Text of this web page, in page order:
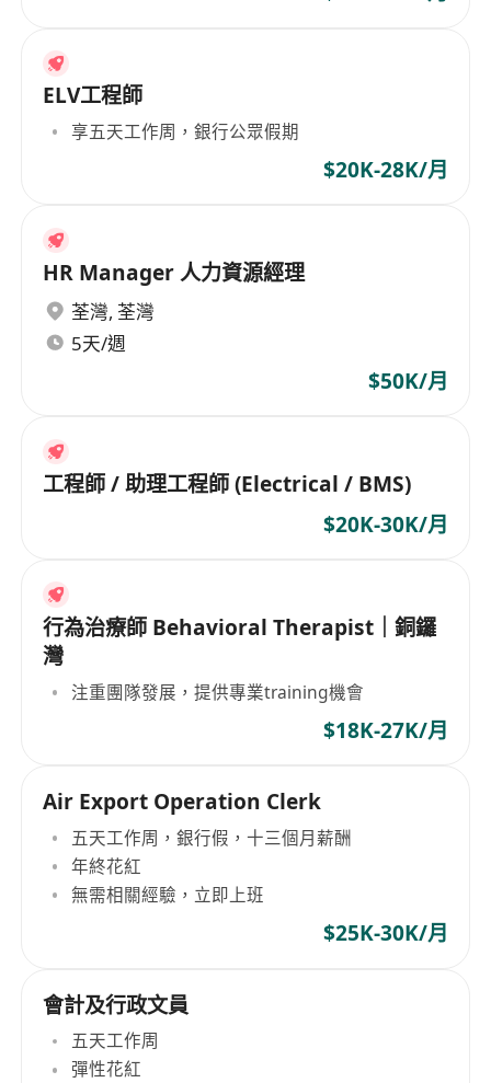
ELV工程師
享五天工作周，銀行公眾假期
$20K-28K/月
HR Manager 人力資源經理
荃灣, 荃灣
5天/週
$50K/月
工程師 / 助理工程師 (Electrical / BMS)
$20K-30K/月
行為治療師 Behavioral Therapist｜銅鑼
灣
注重團隊發展，提供專業training機會
$18K-27K/月
Air Export Operation Clerk
五天工作周，銀行假，十三個月薪酬
年終花紅
無需相關經驗，立即上班
$25K-30K/月
會計及行政文員
五天工作周
彈性花紅